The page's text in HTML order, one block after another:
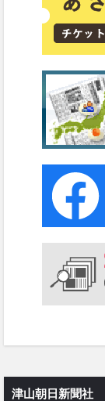
津山朝日新聞社